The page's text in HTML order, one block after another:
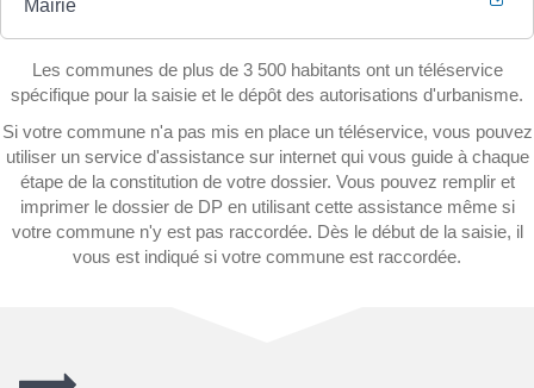
Mairie
Les communes de plus de 3 500 habitants ont un téléservice
spécifique pour la saisie et le dépôt des autorisations d'urbanisme.
Si votre commune n'a pas mis en place un téléservice, vous pouvez
utiliser un service d'assistance sur internet qui vous guide à chaque
étape de la constitution de votre dossier. Vous pouvez remplir et
imprimer le dossier de DP en utilisant cette assistance même si
votre commune n'y est pas raccordée. Dès le début de la saisie, il
vous est indiqué si votre commune est raccordée.